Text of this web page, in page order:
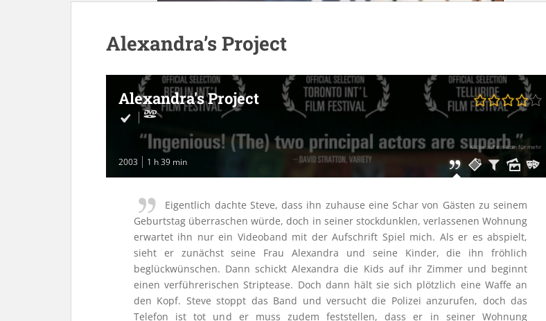
Alexandra’s Project
Alexandra's Project
2003 1 h 39 min
Klicke auf ein Icon für mehr
Eigentlich dachte Steve, dass ihn zuhause eine Schar von Gästen zu seinem
Geburtstag überraschen würde, doch in seiner stockdunklen, verlassenen Wohnung
erwartet ihn nur ein Videoband mit der Aufschrift Spiel mich. Als er es abspielt,
sieht er zunächst seine Frau Alexandra und seine Kinder, die ihn fröhlich
beglückwünschen. Dann schickt Alexandra die Kids auf ihr Zimmer und beginnt
einen verführerischen Striptease. Doch dann hält sie sich plötzlich eine Waffe an
den Kopf. Steve stoppt das Band und versucht die Polizei anzurufen, doch das
Telefon ist tot und er muss zudem feststellen, dass er in seiner Wohnung